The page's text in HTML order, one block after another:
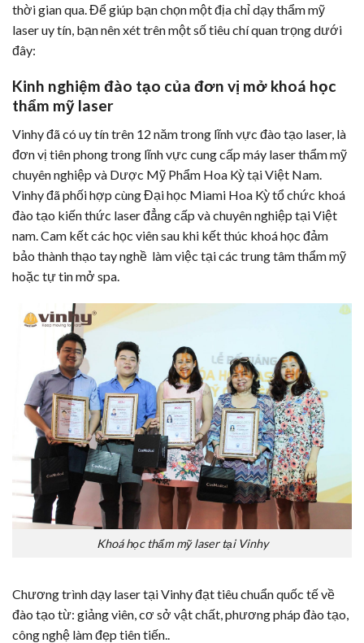
thời gian qua. Để giúp bạn chọn một địa chỉ dạy thẩm mỹ
laser uy tín, bạn nên xét trên một số tiêu chí quan trọng dưới
đây:
Kinh nghiệm đào tạo của đơn vị mở khoá học
thẩm mỹ laser
Vinhy đã có uy tín trên 12 năm trong lĩnh vực đào tạo laser, là
đơn vị tiên phong trong lĩnh vực cung cấp máy laser thẩm mỹ
chuyên nghiệp và Dược Mỹ Phẩm Hoa Kỳ tại Việt Nam.
Vinhy đã phối hợp cùng Đại học Miami Hoa Kỳ tổ chức khoá
đào tạo kiến thức laser đẳng cấp và chuyên nghiệp tại Việt
nam. Cam kết các học viên sau khi kết thúc khoá học đảm
bảo thành thạo tay nghề làm việc tại các trung tâm thẩm mỹ
hoặc tự tin mở spa.
Khoá học thẩm mỹ laser tại Vinhy
Chương trình dạy laser tại Vinhy đạt tiêu chuẩn quốc tế về
đào tạo từ: giảng viên, cơ sở vật chất, phương pháp đào tạo,
công nghệ làm đẹp tiên tiến..